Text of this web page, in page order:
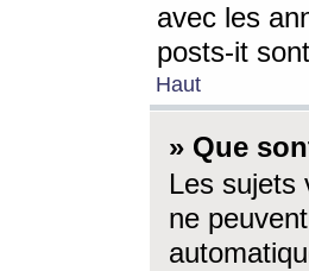
avec les
posts-it
Haut
» Que
Les sujets
ne